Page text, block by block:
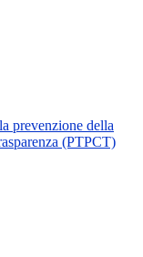
prevenzione della
(PTPCT)